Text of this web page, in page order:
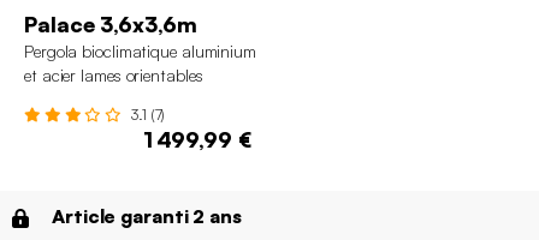
Palace 3,6x3,6m
Pergola bioclimatique aluminium
et acier lames orientables
3.1 (7)
1 499,99 €
Article garanti 2 ans